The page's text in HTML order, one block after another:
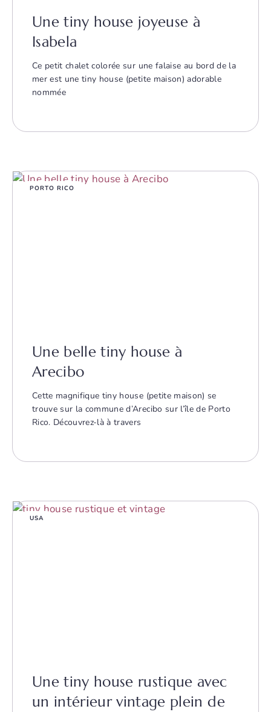
Une tiny house joyeuse à
Isabela
Ce petit chalet colorée sur une falaise au bord de la
mer est une tiny house (petite maison) adorable
nommée
PORTO RICO
Une belle tiny house à
Arecibo
Cette magnifique tiny house (petite maison) se
trouve sur la commune d’Arecibo sur l’île de Porto
Rico. Découvrez-là à travers
USA
Une tiny house rustique avec
un intérieur vintage plein de